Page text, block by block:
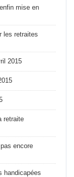
mise en
les retraites
2015
retraite
encore
handicapées